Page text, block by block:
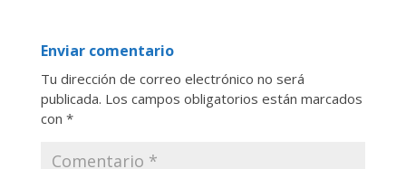
Enviar comentario
Tu dirección de correo electrónico no será
publicada. Los campos obligatorios están marcados
con *